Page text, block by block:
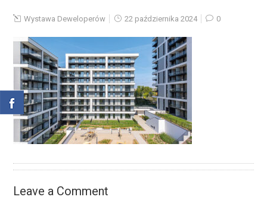
Wystawa Deweloperów 22 października 2024 0
Leave a Comment